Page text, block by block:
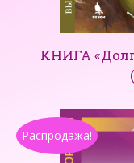
КНИГА
Распродажа!